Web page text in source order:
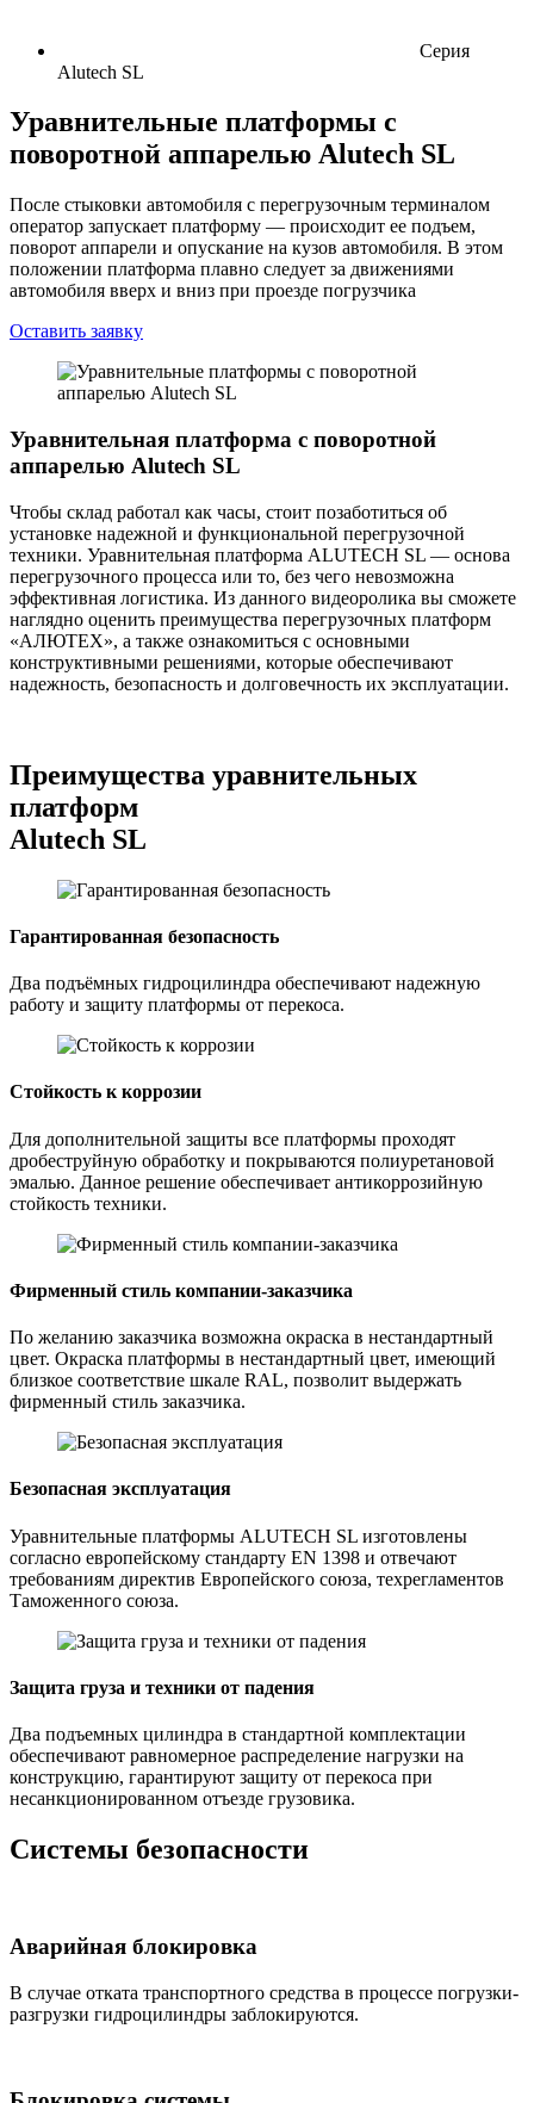
Серия
Alutech SL
Уравнительные платформы с
поворотной аппарелью Alutech SL
После стыковки автомобиля с перегрузочным терминалом
оператор запускает платформу — происходит ее подъем,
поворот аппарели и опускание на кузов автомобиля. В этом
положении платформа плавно следует за движениями
автомобиля вверх и вниз при проезде погрузчика
Оставить заявку
Уравнительная платформа с поворотной
аппарелью Alutech SL
Чтобы склад работал как часы, стоит позаботиться об
установке надежной и функциональной перегрузочной
техники. Уравнительная платформа ALUTECH SL — основа
перегрузочного процесса или то, без чего невозможна
эффективная логистика. Из данного видеоролика вы сможете
наглядно оценить преимущества перегрузочных платформ
«АЛЮТЕХ», а также ознакомиться с основными
конструктивными решениями, которые обеспечивают
надежность, безопасность и долговечность их эксплуатации.
Преимущества уравнительных
платформ
Alutech SL
Гарантированная безопасность
Два подъёмных гидроцилиндра обеспечивают надежную
работу и защиту платформы от перекоса.
Стойкость к коррозии
Для дополнительной защиты все платформы проходят
дробеструйную обработку и покрываются полиуретановой
эмалью. Данное решение обеспечивает антикоррозийную
стойкость техники.
Фирменный стиль компании-заказчика
По желанию заказчика возможна окраска в нестандартный
цвет. Окраска платформы в нестандартный цвет, имеющий
близкое соответствие шкале RAL, позволит выдержать
фирменный стиль заказчика.
Безопасная эксплуатация
Уравнительные платформы ALUTECH SL изготовлены
согласно европейскому стандарту EN 1398 и отвечают
требованиям директив Европейского союза, техрегламентов
Таможенного союза.
Защита груза и техники от падения
Два подъемных цилиндра в стандартной комплектации
обеспечивают равномерное распределение нагрузки на
конструкцию, гарантируют защиту от перекоса при
несанкционированном отъезде грузовика.
Системы безопасности
Аварийная блокировка
В случае отката транспортного средства в процессе погрузки-
разгрузки гидроцилиндры заблокируются.